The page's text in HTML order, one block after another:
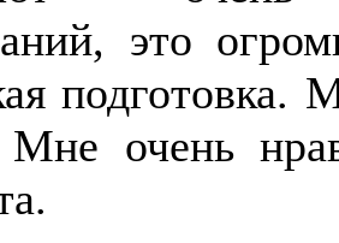
это
подготовка.
очень